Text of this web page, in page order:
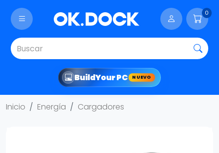
0
BuildYour PC NUEVO
Inicio Energía Cargadores